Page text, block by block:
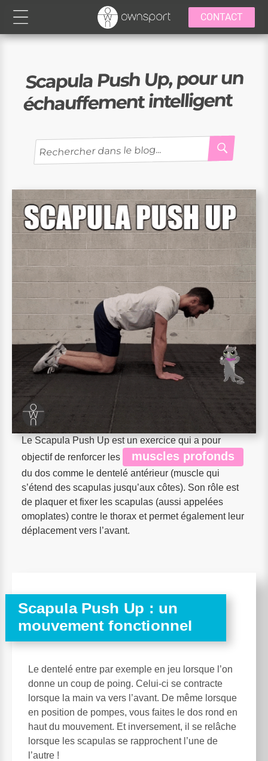
CONTACT
Scapula Push Up, pour un
échauffement intelligent
Recherche
pour
Le Scapula Push Up est un exercice qui a pour
objectif de renforcer les
muscles profonds
du dos comme le dentelé antérieur (muscle qui
s’étend des scapulas jusqu’aux côtes). Son rôle est
de plaquer et fixer les scapulas (aussi appelées
omoplates) contre le thorax et permet également leur
déplacement vers l’avant.
Scapula Push Up : un
mouvement fonctionnel
Le dentelé entre par exemple en jeu lorsque l’on
donne un coup de poing. Celui-ci se contracte
lorsque la main va vers l’avant. De même lorsque
en position de pompes, vous faites le dos rond en
haut du mouvement. Et inversement, il se relâche
lorsque les scapulas se rapprochent l’une de
l’autre !